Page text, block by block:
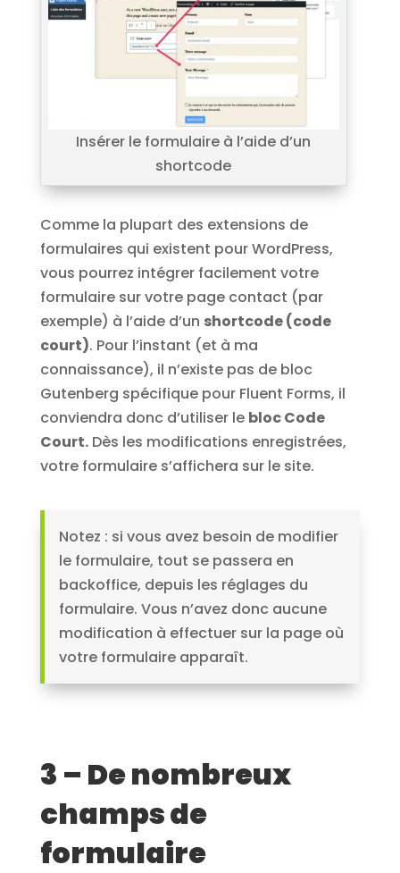
Insérer le formulaire à l’aide d’un
shortcode
Comme la plupart des extensions de
formulaires qui existent pour WordPress,
vous pourrez intégrer facilement votre
formulaire sur votre page contact (par
exemple) à l’aide d’un shortcode (code
court). Pour l’instant (et à ma
connaissance), il n’existe pas de bloc
Gutenberg spécifique pour Fluent Forms, il
conviendra donc d’utiliser le bloc Code
Court.Dès les modifications enregistrées,
votre formulaire s’affichera sur le site.
Notez : si vous avez besoin de modifier
le formulaire, tout se passera en
backoffice, depuis les réglages du
formulaire. Vous n’avez donc aucune
modification à effectuer sur la page où
votre formulaire apparaît.
3 – De nombreux
champs de
formulaire